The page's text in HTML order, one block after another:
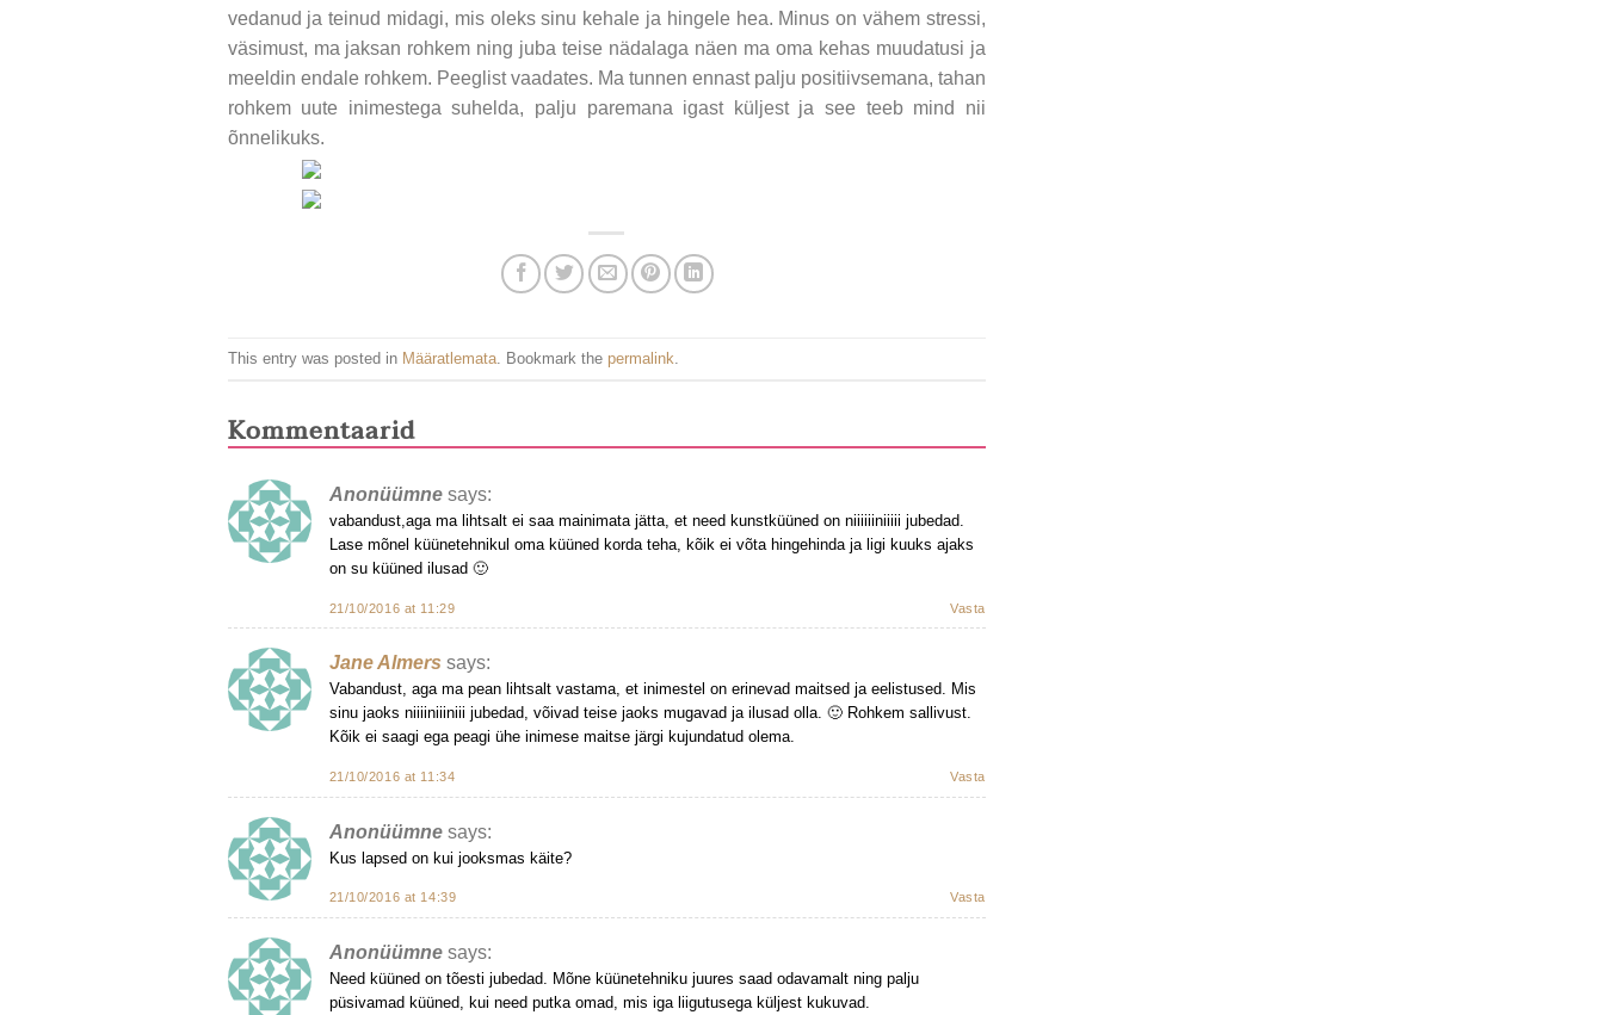
vedanud ja teinud midagi, mis oleks sinu kehale ja hingele hea. Minus on vähem stressi,
väsimust, ma jaksan rohkem ning juba teise nädalaga näen ma oma kehas muudatusi ja
meeldin endale rohkem. Peeglist vaadates. Ma tunnen ennast palju positiivsemana, tahan
rohkem uute inimestega suhelda, palju paremana igast küljest ja see teeb mind nii
õnnelikuks.
This entry was posted in Määratlemata. Bookmark the permalink
Kommentaarid
Anonüümne says:
vabandust,aga ma lihtsalt ei saa mainimata jätta, et need kunstküüned on niiiiiiniiiii jubedad.
Lase mõnel küünetehnikul oma küüned korda teha, kõik ei võta hingehinda ja ligi kuuks ajaks
on su küüned ilusad 🙂
21/10/2016 at 11:29 Vasta
Jane Almers says:
Vabandust, aga ma pean lihtsalt vastama, et inimestel on erinevad maitsed ja eelistused. Mis
sinu jaoks niiiiniiiniii jubedad, võivad teise jaoks mugavad ja ilusad olla. 🙂 Rohkem sallivust.
Kõik ei saagi ega peagi ühe inimese maitse järgi kujundatud olema.
21/10/2016 at 11:34 Vasta
Anonüümne says:
Kus lapsed on kui jooksmas käite?
21/10/2016 at 14:39 Vasta
Anonüümne says:
Need küüned on tõesti jubedad. Mõne küünetehniku juures saad odavamalt ning palju
püsivamad küüned, kui need putka omad, mis iga liigutusega küljest kukuvad.